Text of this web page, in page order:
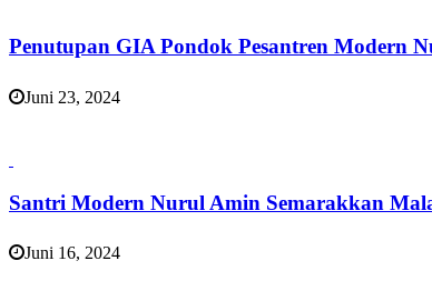
Penutupan GIA Pondok Pesantren Modern
Juni 23, 2024
Santri Modern Nurul Amin Semarakkan
Juni 16, 2024